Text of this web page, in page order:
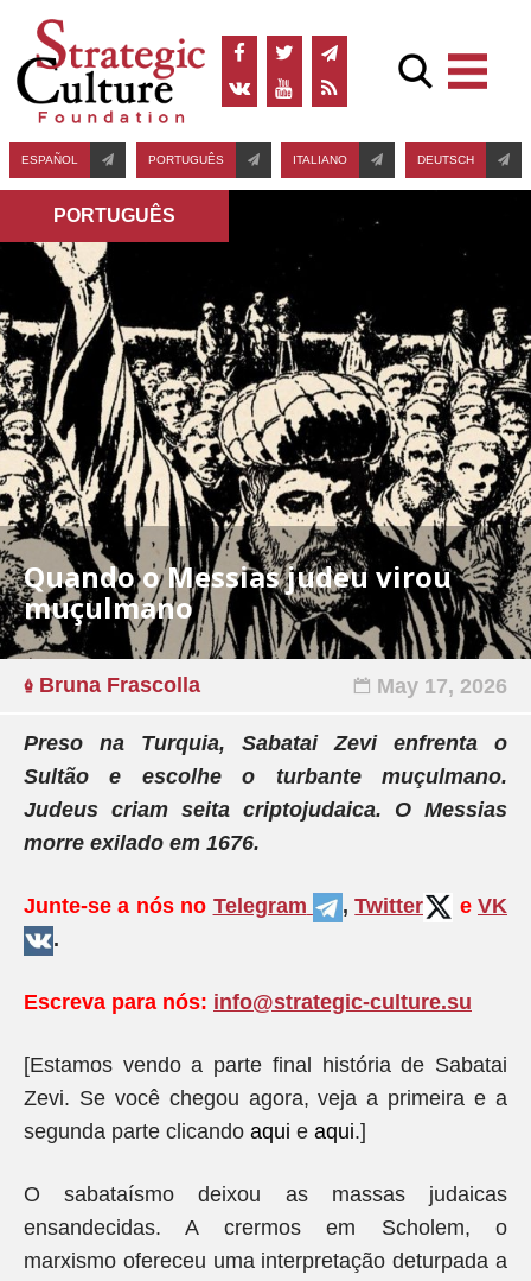
ESPAÑOL PORTUGUÊS ITALIANO DEUTSCH
PORTUGUÊS
Quando o Messias judeu virou
muçulmano
Bruna Frascolla May 17, 2026
Preso na Turquia, Sabatai Zevi enfrenta o
Sultão e escolhe o turbante muçulmano.
Judeus criam seita criptojudaica. O Messias
morre exilado em 1676.
Junte-se a nós no Telegram ,Twitter e VK
.
Escreva para nós: info@strategic-culture.su
[Estamos vendo a parte final história de Sabatai
Zevi. Se você chegou agora, veja a primeira e a
segunda parte clicando aqui e aqui.]
O sabataísmo deixou as massas judaicas
ensandecidas. A crermos em Scholem, o
marxismo ofereceu uma interpretação deturpada a